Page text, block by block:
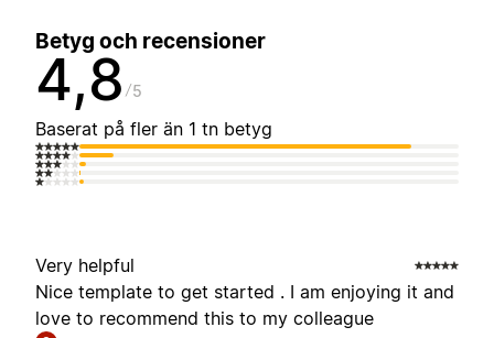
Betyg och recensioner
4,8 5
Baserat på fler än 1 tn betyg
Very helpful
Nice template to get started . I am enjoying it and
love to recommend this to my colleague